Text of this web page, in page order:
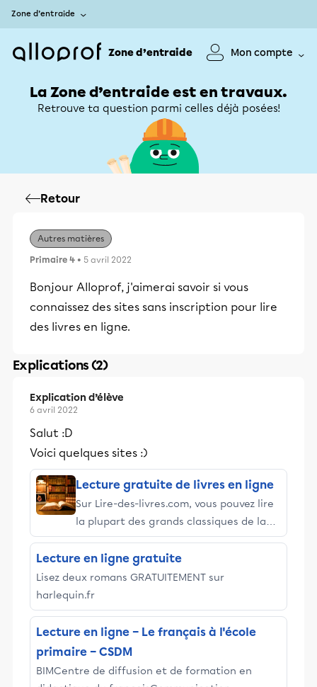
Zone d’entraide
Zone d’entraide Mon compte
La Zone d’entraide est en travaux.
Retrouve ta question parmi celles déjà posées!
Retour
Autres matières
Primaire 4 • 5 avril 2022
Bonjour Alloprof, j'aimerai savoir si vous
connaissez des sites sans inscription pour lire
des livres en ligne.
Explications (2)
Explication d’élève
6 avril 2022
Salut :D
Voici quelques sites :)
Lecture gratuite de livres en ligne
Sur Lire-des-livres.com, vous pouvez lire
la plupart des grands classiques de la
littérature GRATUITEMENT et SANS avoir
besoin de vous enregistrer ou de
télécharger une application précise. La
lecture se fait directement sur le site.
Lecture en ligne gratuite
Lisez deux romans GRATUITEMENT sur
harlequin.fr
Lecture en ligne – Le français à l'école
primaire – CSDM
BIMCentre de diffusion et de formation en